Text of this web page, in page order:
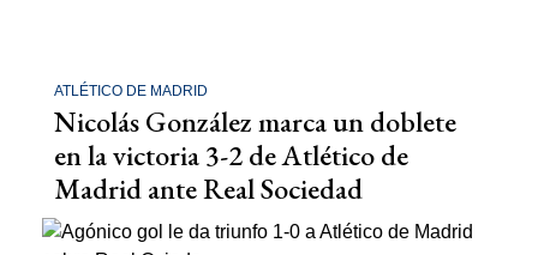
ATLÉTICO DE MADRID
Nicolás González marca un doblete
en la victoria 3-2 de Atlético de
Madrid ante Real Sociedad